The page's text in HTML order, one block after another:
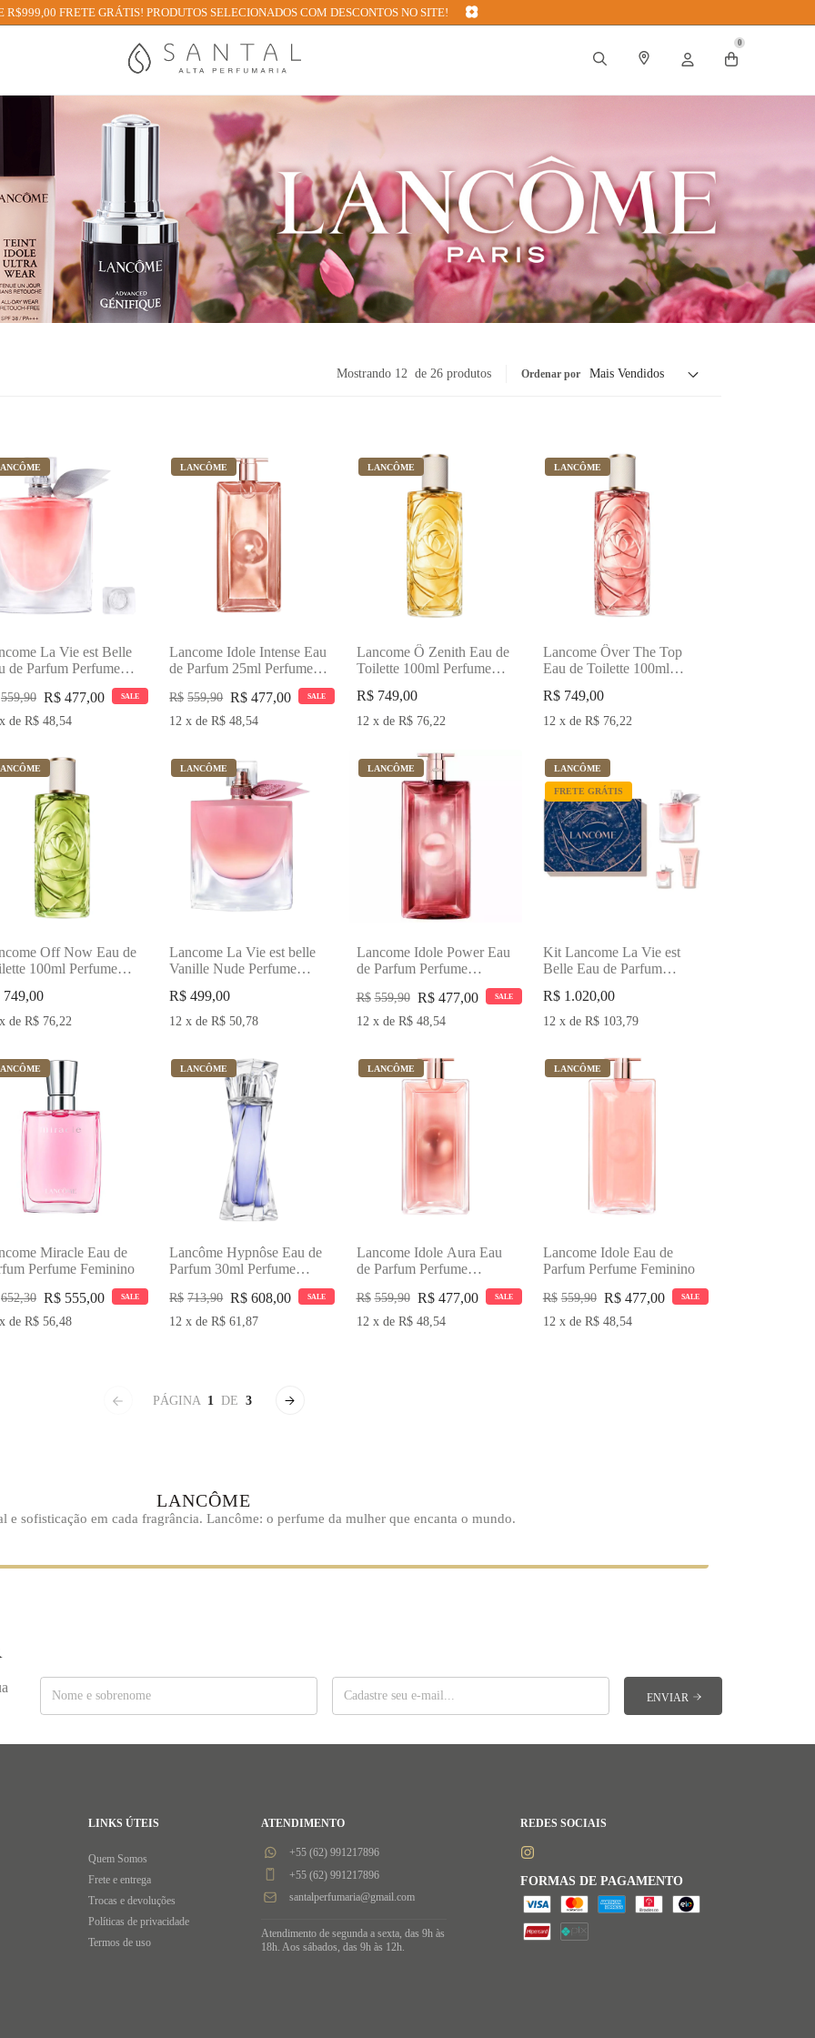
R$999,00 FRETE GRÁTIS! PRODUTOS SELECIONADOS COM DESCONTOS NO SITE!
0
Mostrando 12 de 26 produtos Ordenar por
La Vie est Belle
de Parfum Perfume
R$ 477,00 SALE
559,90
x de R$ 48,54
LANCÔME
Lancome Idole Intense Eau
de Parfum 25ml Perfume
R$ 477,00 SALE
R$ 559,90
12 xdeR$ 48,54
LANCÔME
Lancome Ô Zenith Eau de
Toilette 100ml Perfume
R$ 749,00
12 x de R$ 76,22
LANCÔME
Lancome Ôver The Top
Eau de Toilette 100ml
R$ 749,00
12 x de R$ 76,22
Off Now Eau de
100ml Perfume
749,00
x de R$ 76,22
LANCÔME
Lancome La Vie est belle
Vanille Nude Perfume
R$ 499,00
12 xdeR$ 50,78
LANCÔME
Lancome Idole Power Eau
de Parfum Perfume
R$ 477,00 SALE
R$ 559,90
12 x de R$ 48,54
FRETE GRÁTIS
LANCÔME
Kit Lancome La Vie est
Belle Eau de Parfum
R$ 1.020,00
12 x de R$ 103,79
Miracle Eau de
Perfume Feminino
R$ 555,00 SALE
652,30
x de R$ 56,48
LANCÔME
Lancôme Hypnôse Eau de
Parfum 30ml Perfume
R$ 608,00 SALE
R$ 713,90
12 xdeR$ 61,87
LANCÔME
Lancome Idole Aura Eau
de Parfum Perfume
R$ 477,00 SALE
R$ 559,90
12 x de R$ 48,54
LANCÔME
Lancome Idole Eau de
Parfum Perfume Feminino
R$ 477,00 SALE
R$ 559,90
12 x de R$ 48,54
PÁGINA 1 DE 3
LANCÔME
e sofisticação em cada fragrância. Lancôme: o perfume da mulher que encanta o mundo.
LINKS ÚTEIS
Quem Somos
Frete e entrega
Trocas e devoluções
Políticas de privacidade
Termos de uso
ATENDIMENTO
+55 (62) 991217896
+55 (62) 991217896
santalperfumaria@gmail.com
Atendimento de segunda a sexta, das 9h às
18h. Aos sábados, das 9h às 12h.
REDES SOCIAIS
FORMAS DE PAGAMENTO